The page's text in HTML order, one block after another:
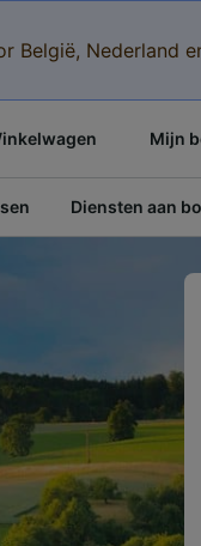
België, Nederland
Mijn
Diensten aan